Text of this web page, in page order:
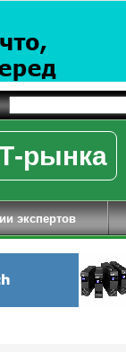
рынка
экспертов